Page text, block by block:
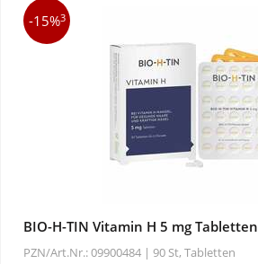
-15%3
BIO-H-TIN Vitamin H 5 mg Tabletten
PZN/Art.Nr.: 09900484 | 90 St, Tabletten